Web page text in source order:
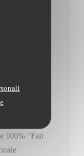
(Spalla di
alla plancha
100% "Fait